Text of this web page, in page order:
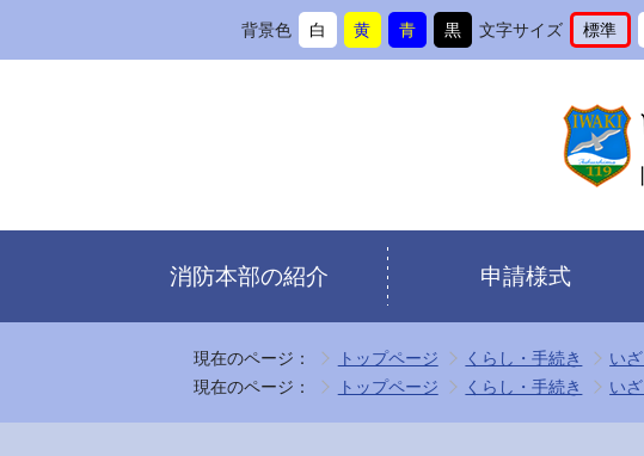
背景色
背
白
に
背
黄
に
背
青
に
背
黒
に
文字サイズ
文
イ
ズ
を
標準
に
消防本部の紹介 申請様式
現在のページ： トップページ くらし・手続き い
現在のページ：
トップページ くらし・手続き い